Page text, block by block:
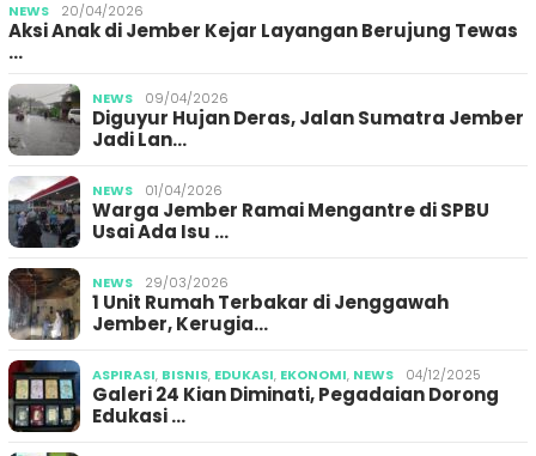
NEWS 20/04/2026
Aksi Anak di Jember Kejar Layangan Berujung Tewas
…
NEWS 09/04/2026
Diguyur Hujan Deras, Jalan Sumatra Jember
Jadi Lan…
NEWS 01/04/2026
Warga Jember Ramai Mengantre di SPBU
Usai Ada Isu …
NEWS 29/03/2026
1 Unit Rumah Terbakar di Jenggawah
Jember, Kerugia…
ASPIRASI, BISNIS, EDUKASI, EKONOMI, NEWS 04/12/2025
Galeri 24 Kian Diminati, Pegadaian Dorong
Edukasi …